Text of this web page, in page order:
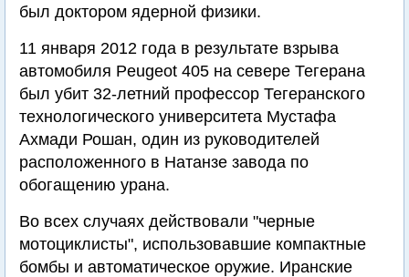
был доктором ядерной физики.
11 января 2012 года в результате взрыва
автомобиля Peugeot 405 на севере Тегерана
был убит 32-летний профессор Тегеранского
технологического университета Мустафа
Ахмади Рошан, один из руководителей
расположенного в Натанзе завода по
обогащению урана.
Во всех случаях действовали "черные
мотоциклисты", использовавшие компактные
бомбы и автоматическое оружие. Иранские